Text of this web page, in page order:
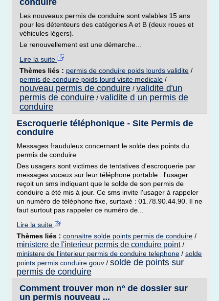
conduire
Les nouveaux permis de conduire sont valables 15 ans
pour les détenteurs des catégories A et B (deux roues et
véhicules légers).
Le renouvellement est une démarche...
Lire la suite
Thèmes liés : permis de conduire poids lourds validite /
permis de conduire poids lourd visite medicale /
nouveau permis de conduire / validite d'un
permis de conduire / validite d un permis de
conduire
Escroquerie téléphonique - Site Permis de
conduire
Messages frauduleux concernant le solde des points du
permis de conduire
Des usagers sont victimes de tentatives d'escroquerie par
messages vocaux sur leur téléphone portable : l'usager
reçoit un sms indiquant que le solde de son permis de
conduire a été mis à jour. Ce sms invite l'usager à rappeler
un numéro de téléphone fixe, surtaxé : 01.78.90.44.90. Il ne
faut surtout pas rappeler ce numéro de...
Lire la suite
Thèmes liés : connaitre solde points permis de conduire /
ministere de l'interieur permis de conduire point/
ministere de l'interieur permis de conduire telephone / solde
points permis conduire gouv / solde de points sur
permis de conduire
Comment trouver mon n° de dossier sur
un permis nouveau ...